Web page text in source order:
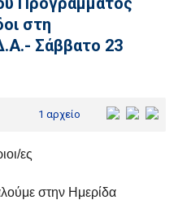
στη
Σάββατο 23
1 αρχείο
ες
στην Ημερίδα